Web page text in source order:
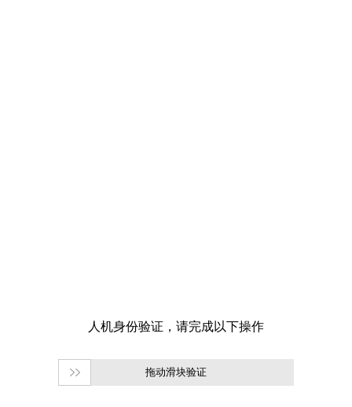
拖动滑块验证